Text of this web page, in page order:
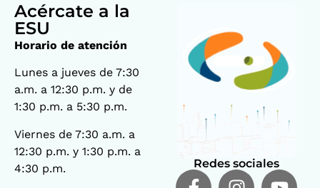
Acércate a la
ESU
Horario de atención
Lunes a jueves de 7:30
a.m. a 12:30 p.m. y de
1:30 p.m. a 5:30 p.m.
Viernes de 7:30 a.m. a
12:30 p.m. y 1:30 p.m. a
4:30 p.m.
Redes sociales